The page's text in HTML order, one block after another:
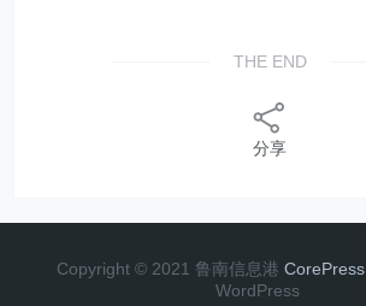
THE END
分享
Copyright © 2021 鲁南信息港 CorePress
WordPress